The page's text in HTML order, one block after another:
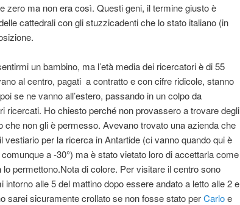
zero ma non era così. Questi geni, il termine giusto è
cattedrali con gli stuzzicadenti che lo stato italiano (in
un bambino, ma l’età media dei ricercatori è di 55
al centro, pagati a contratto e con cifre ridicole, stanno
se ne vanno all’estero, passando in un colpo da
ricercati. Ho chiesto perché non provassero a trovare degli
che non gli è permesso. Avevano trovato una azienda che
vestiario per la ricerca in Antartide (ci vanno quando qui è
a -30°) ma è stato vietato loro di accettarla come
permettono.Nota di colore. Per visitare il centro sono
intorno alle 5 del mattino dopo essere andato a letto alle 2 e
sarei sicuramente crollato se non fosse stato perCarloe